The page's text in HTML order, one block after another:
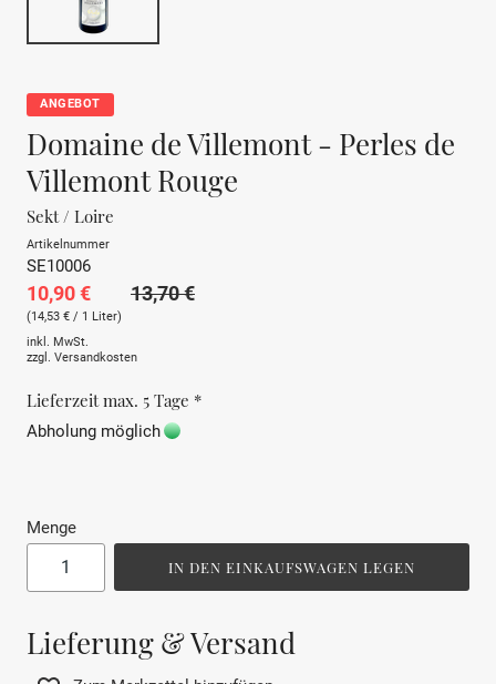
ANGEBOT
Domaine de Villemont - Perles de
Villemont Rouge
Sekt / Loire
Artikelnummer
SE10006
10,90 €
(14,53 € / 1 Liter)
13,70 €
inkl. MwSt.
zzgl. Versandkosten
Lieferzeit max. 5 Tage *
Abholung möglich
Menge
IN DEN EINKAUFSWAGEN LEGEN
Lieferung & Versand